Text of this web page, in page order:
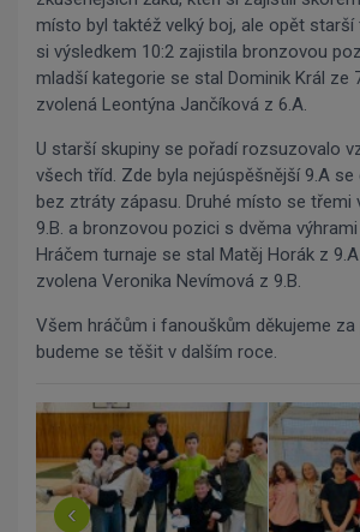
místo byl taktéž velký boj, ale opět starší
si výsledkem 10:2 zajistila bronzovou
mladší kategorie se stal Dominik Král ze
zvolená Leontýna Jančíková z 6.A.
U starší skupiny se pořadí rozsuzovalo
všech tříd. Zde byla nejúspěšnější 9.A
bez ztráty zápasu. Druhé místo se třemi
9.B. a bronzovou pozici s dvěma
Hráčem turnaje se stal Matěj Horák z
zvolena Veronika Nevímová z 9.B.
Všem hráčům i fanouškům děkujeme za
budeme se těšit v dalším roce.
‹